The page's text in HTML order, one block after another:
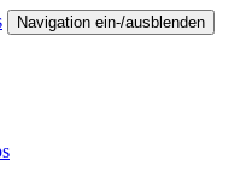
Navigation ein-/ausblenden